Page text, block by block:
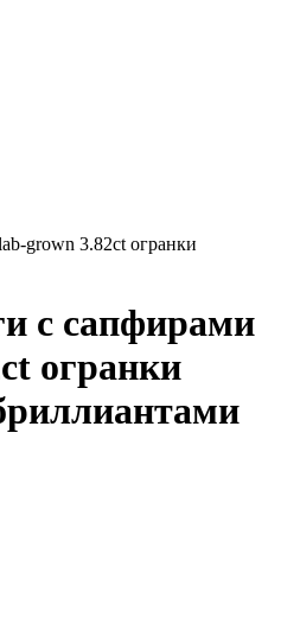
grown 3.82ct огранки
с сапфирами
огранки